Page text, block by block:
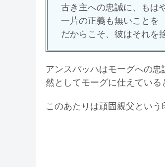
古き主への忠誠に、もは
一片の正義も無いことを
だからこそ、彼はそれを
アンスバッハはモーグへの
然としてモーグに仕えている
このあたりは頑固親父という